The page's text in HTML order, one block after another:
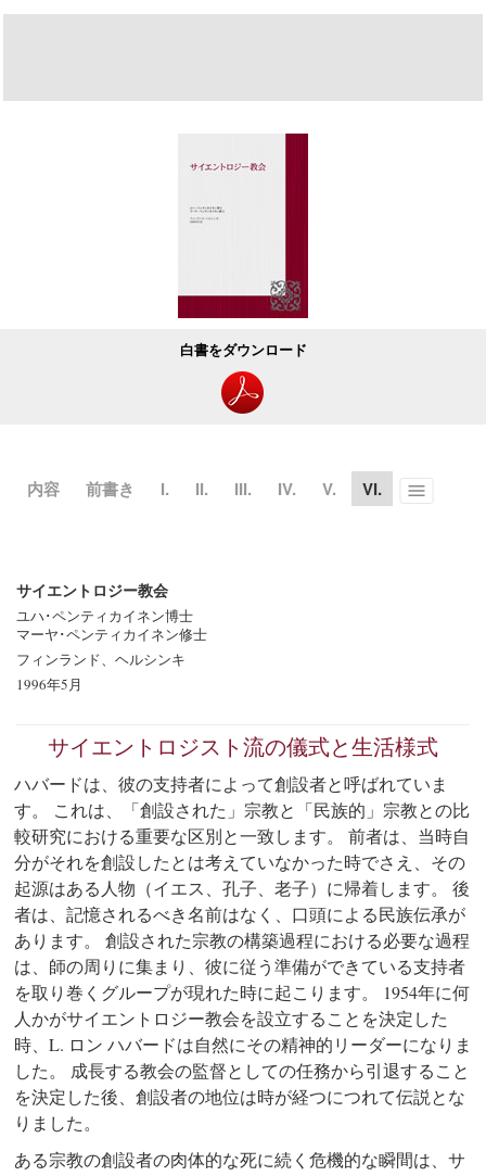
白書をダウンロード
内容 前書き I. II. III. IV. V. VI. Toggle
サイエントロジー教会
ユハ･ペンティカイネン博士
マーヤ･ペンティカイネン修士
フィンランド、ヘルシンキ
1996年5月
サイエントロジスト流の儀式と生活様式
ハバードは、彼の支持者によって創設者と呼ばれていま
す。 これは、「創設された」宗教と「民族的」宗教との比
較研究における重要な区別と一致します。 前者は、当時自
分がそれを創設したとは考えていなかった時でさえ、その
起源はある人物（イエス、孔子、老子）に帰着します。 後
者は、記憶されるべき名前はなく、口頭による民族伝承が
あります。 創設された宗教の構築過程における必要な過程
は、師の周りに集まり、彼に従う準備ができている支持者
を取り巻くグループが現れた時に起こります。 1954年に何
人かがサイエントロジー教会を設立することを決定した
時、L. ロン ハバードは自然にその精神的リーダーになりま
した。 成長する教会の監督としての任務から引退すること
を決定した後、創設者の地位は時が経つにつれて伝説とな
りました。
ある宗教の創設者の肉体的な死に続く危機的な瞬間は、サ